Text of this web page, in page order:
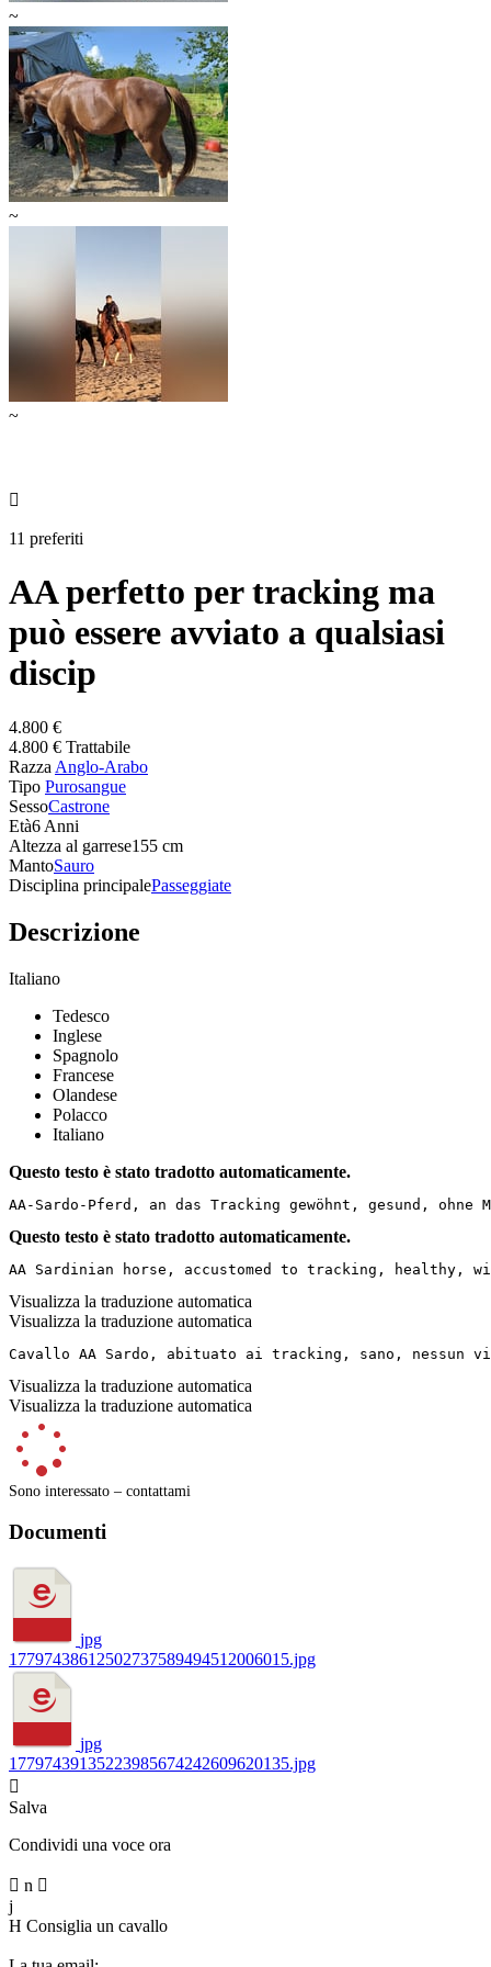
~
~
~

11 preferiti
AA perfetto per tracking ma
può essere avviato a qualsiasi
discip
4.800 €
4.800 € Trattabile
Razza Anglo-Arabo
Tipo Purosangue
SessoCastrone
Età6 Anni
Altezza al garrese155 cm
MantoSauro
Disciplina principalePasseggiate
Descrizione
Italiano
Tedesco
Inglese
Spagnolo
Francese
Olandese
Polacco
Italiano
Questo testo è stato tradotto automaticamente.
AA-Sardo-Pferd, an das Tracking gewöhnt, gesund,
Questo testo è stato tradotto automaticamente.
AA Sardinian horse, accustomed to tracking,
Visualizza la traduzione automatica
Visualizza la traduzione automatica
Cavallo AA Sardo, abituato ai tracking, sano, nessun
Visualizza la traduzione automatica
Visualizza la traduzione automatica
Sono interessato – contattami
Documenti
jpg
17797438612502737589494512006015.jpg
jpg
17797439135223985674242609620135.jpg

Salva
Condividi una voce ora
 n 
j
H Consiglia un cavallo